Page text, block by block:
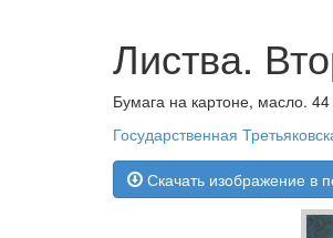
Листва.
Бумага на картоне, масло.
Государственная
Скачать изображение в